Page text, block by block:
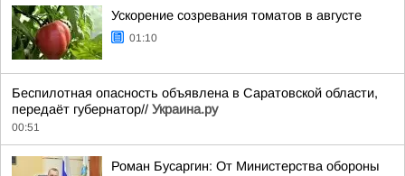
Ускорение созревания томатов в августе
01:10
Беспилотная опасность объявлена в Саратовской области,
передаёт губернатор// Украина.ру
00:51
Роман Бусаргин: От Министерства обороны